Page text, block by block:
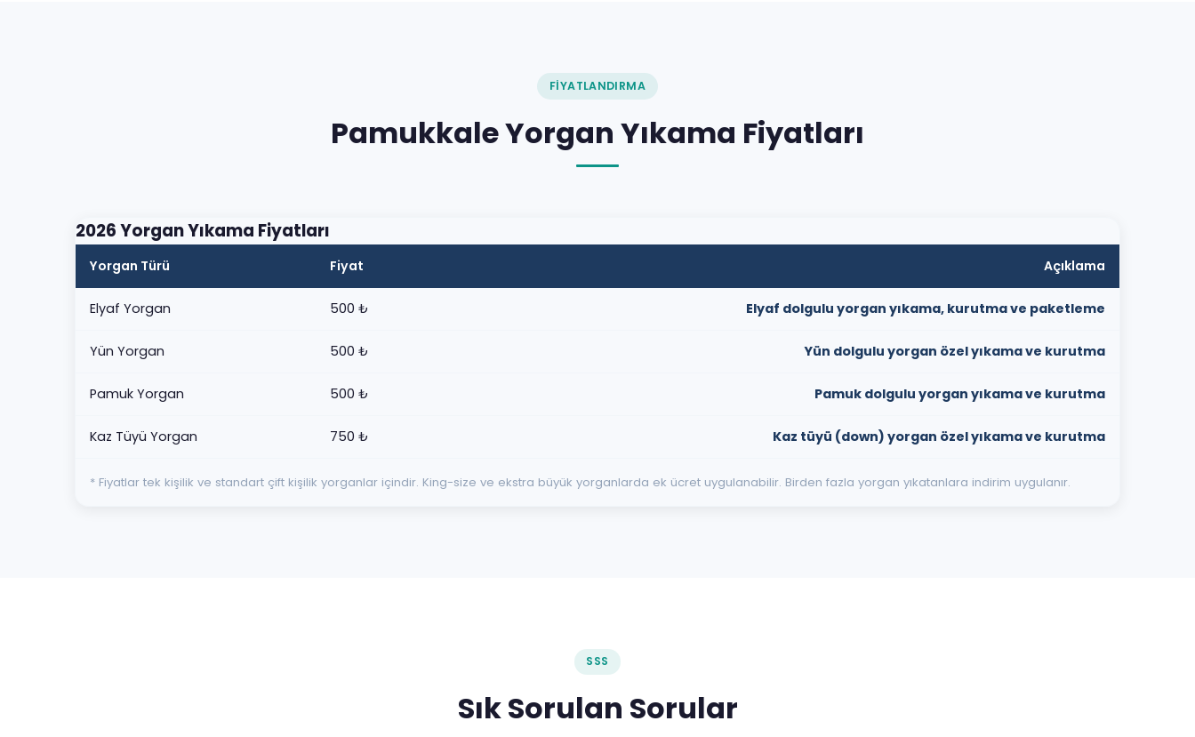
FIYATLANDIRMA
Pamukkale Yorgan Yıkama Fiyatları
2026 Yorgan Yıkama Fiyatları
Yorgan Türü Fiyat Açıklama
Elyaf Yorgan 500 ₺ Elyaf dolgulu yorgan yıkama, kurutma ve paketleme
Yün Yorgan 500 ₺ Yün dolgulu yorgan özel yıkama ve kurutma
Pamuk Yorgan 500 ₺ Pamuk dolgulu yorgan yıkama ve kurutma
Kaz Tüyü Yorgan 750 ₺ Kaz tüyü (down) yorgan özel yıkama ve kurutma
* Fiyatlar tek kişilik ve standart çift kişilik yorganlar içindir. King-size ve ekstra büyük yorganlarda ek ücret uygulanabilir. Birden fazla yorgan yıkatanlara indirim uygulanır.
SSS
Sık Sorulan Sorular